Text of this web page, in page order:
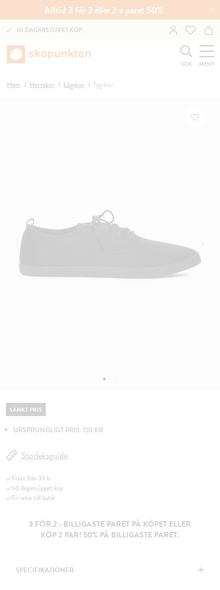
Alltid 3 för 2 eller 2:a paret 50%
60 DAGARS ÖPPET KÖP
SÖK MENY
Hem Herrskor Lågskor Tygskor
SÄNKT PRIS
URSPRUNGLIGT PRIS: 150 KR
Storleksguide
Frakt från 39 kr
60 dagars öppet köp
Fri retur till butik
3 FÖR 2 - BILLIGASTE PARET PÅ KÖPET ELLER
KÖP 2 PAR! 50% PÅ BILLIGASTE PARET.
SPECIFIKATIONER +